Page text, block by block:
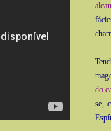
do
se,